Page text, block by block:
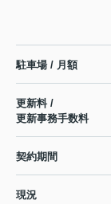
駐車場 / 月額
更新料 /
更新事務手数料
契約期間
現況